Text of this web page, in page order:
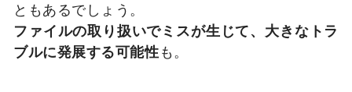
ともあるでしょう。
ファイルの取り扱いでミスが生じて、大きなトラ
ブルに発展する可能性も。